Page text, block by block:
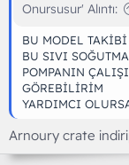
Onursusur' Alıntı:
BU MODEL
BU SIVI
POMPANIN
GÖREBİLİRİM
YARDIMCI
Arnoury crate